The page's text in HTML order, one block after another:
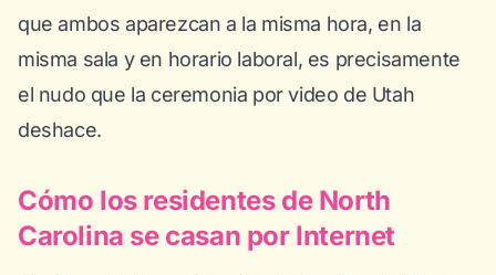
queambos aparezcan a la misma hora, en la
misma sala y en horario laboral, es precisamente
el nudo que la ceremonia por video de Utah
deshace.
Cómo los residentes de North
Carolina se casan por Internet